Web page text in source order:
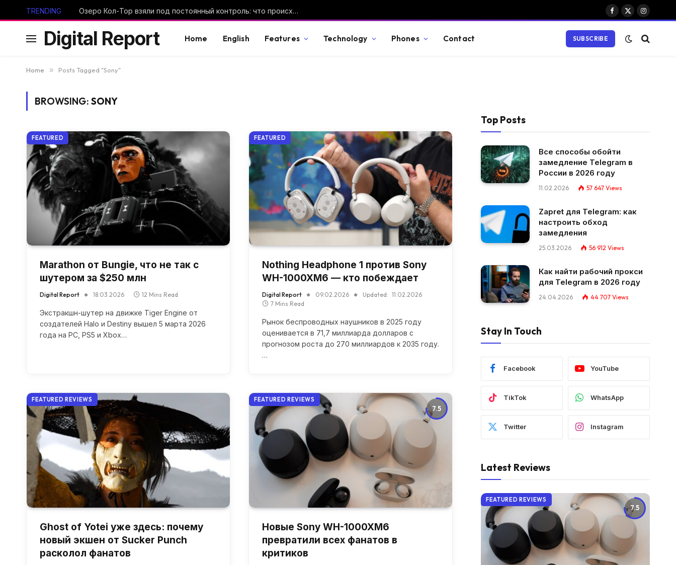
TRENDING Озеро Кол-Тор взяли под постоянный контроль: что происходит с уровнем воды
Facebook
X
Instagram
Digital Report Home English Features Technology Phones Contact SUBSCRIBE
Home » Posts Tagged "Sony"
BROWSING: SONY
FEATURED
Marathon от Bungie, что не так с
шутером за $250 млн
Digital Report 18.03.2026 12 Mins Read
Экстракшн-шутер на движке Tiger Engine от
создателей Halo и Destiny вышел 5 марта 2026
года на PC, PS5 и Xbox…
FEATURED
Nothing Headphone 1 против Sony
WH-1000XM6 — кто побеждает
Digital Report 09.02.2026 Updated: 11.02.2026
7 Mins Read
Рынок беспроводных наушников в 2025 году
оценивается в 71,7 миллиарда долларов с
прогнозом роста до 270 миллиардов к 2035 году.
…
FEATURED REVIEWS
Ghost of Yotei уже здесь: почему
новый экшен от Sucker Punch
расколол фанатов
7.5
FEATURED REVIEWS
Новые Sony WH-1000XM6
превратили всех фанатов в
критиков
Top Posts
Все способы обойти
замедление Telegram в
России в 2026 году
11.02.2026 57 647 Views
Zapret для Telegram: как
настроить обход
замедления
25.03.2026 56 912 Views
Как найти рабочий прокси
для Telegram в 2026 году
24.04.2026 44 707 Views
Stay In Touch
Facebook YouTube
TikTok WhatsApp
Twitter Instagram
Latest Reviews
7.5
FEATURED REVIEWS